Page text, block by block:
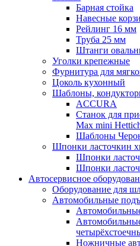
Барная стойка
Навесные
Рейлинг 16 мм
Труба 25 мм
Штанги
Уголки крепежные
Фурнитура для
Цоколь кухонный
Шаблоны,
ACCURA
Станок для
Max mini
Шаблоны
Шпонки ласточкин
Шпонки
Шпонки
Автосервисное
Оборудование для
Автомобильные
Ножничные